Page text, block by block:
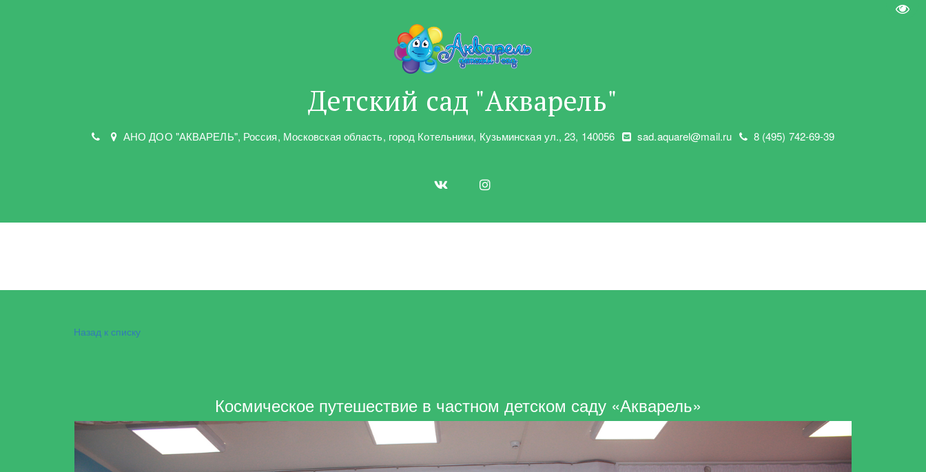
Детский сад "Акварель"
АНО ДОО "АКВАРЕЛЬ", Россия, Московская область, город Котельники, Кузьминская ул.,23, 140056 sad.aquarel@mail.ru 8 (495) 742-69-39
Назад к списку
Космическое путешествие в частном детском саду «Акварель»